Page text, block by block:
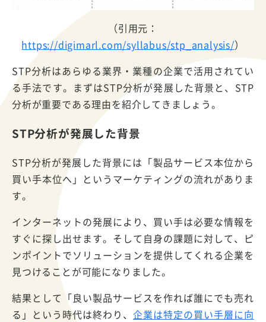
（引用元：
https://digimarl.com/syllabus/stp_analysis/）
STP分析はあらゆる業界・業種の企業で活用されてい
る手法です。まずはSTP分析が発展した背景と、STP
分析が重要である理由を紹介してきましょう。
STP分析が発展した背景
STP分析が発展した背景には「製品サービス本位から
買い手本位へ」というマーケティングの流れがありま
す。
インターネットの発展により、買い手は必要な情報を
すぐに探し出せます。そして自身の課題に対して、ピ
ンポイントでソリューションを提供してくれる企業を
見つけることが可能になりました。
結果として「良い製品サービスを作れば誰にでも売れ
る」という時代は終わり、企業は特定の買い手層に向